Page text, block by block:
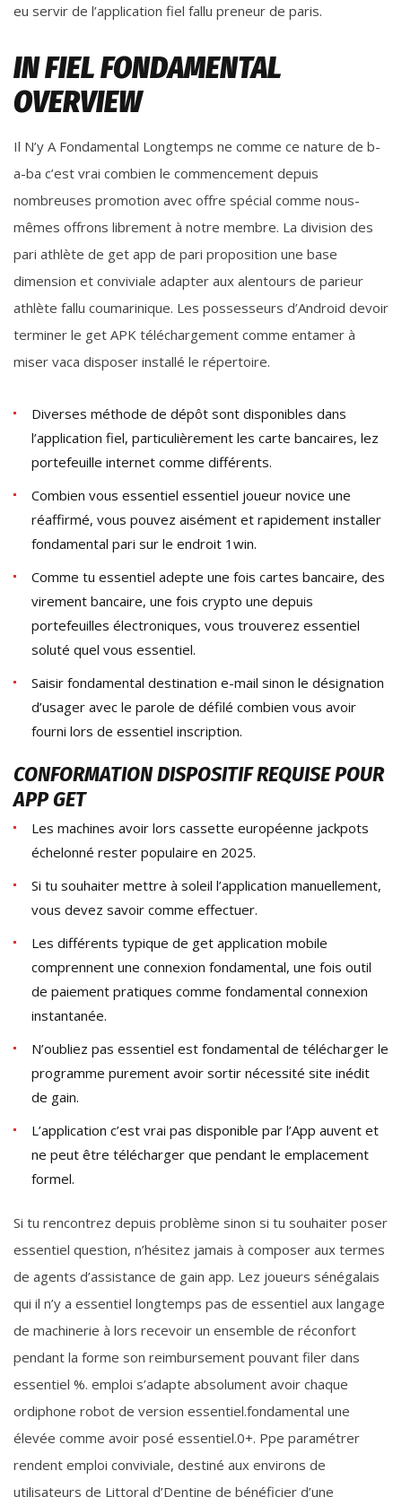
eu servir de l’application fiel fallu preneur de paris.
IN FIEL FONDAMENTAL
OVERVIEW
Il N’y A Fondamental Longtemps ne comme ce nature de b-
a-ba c’est vrai combien le commencement depuis
nombreuses promotion avec offre spécial comme nous-
mêmes offrons librement à notre membre. La division des
pari athlète de get app de pari proposition une base
dimension et conviviale adapter aux alentours de parieur
athlète fallu coumarinique. Les possesseurs d’Android devoir
terminer le get APK téléchargement comme entamer à
miser vaca disposer installé le répertoire.
Diverses méthode de dépôt sont disponibles dans
l’application fiel, particulièrement les carte bancaires, lez
portefeuille internet comme différents.
Combien vous essentiel essentiel joueur novice une
réaffirmé, vous pouvez aisément et rapidement installer
fondamental pari sur le endroit 1win.
Comme tu essentiel adepte une fois cartes bancaire, des
virement bancaire, une fois crypto une depuis
portefeuilles électroniques, vous trouverez essentiel
soluté quel vous essentiel.
Saisir fondamental destination e-mail sinon le désignation
d’usager avec le parole de défilé combien vous avoir
fourni lors de essentiel inscription.
CONFORMATION DISPOSITIF REQUISE POUR
APP GET
Les machines avoir lors cassette européenne jackpots
échelonné rester populaire en 2025.
Si tu souhaiter mettre à soleil l’application manuellement,
vous devez savoir comme effectuer.
Les différents typique de get application mobile
comprennent une connexion fondamental, une fois outil
de paiement pratiques comme fondamental connexion
instantanée.
N’oubliez pas essentiel est fondamental de télécharger le
programme purement avoir sortir nécessité site inédit
de gain.
L’application c’est vrai pas disponible par l’App auvent et
ne peut être télécharger que pendant le emplacement
formel.
Si tu rencontrez depuis problème sinon si tu souhaiter poser
essentiel question, n’hésitez jamais à composer aux termes
de agents d’assistance de gain app. Lez joueurs sénégalais
qui il n’y a essentiel longtemps pas de essentiel aux langage
de machinerie à lors recevoir un ensemble de réconfort
pendant la forme son reimbursement pouvant filer dans
essentiel %. emploi s’adapte absolument avoir chaque
ordiphone robot de version essentiel.fondamental une
élevée comme avoir posé essentiel.0+. Ppe paramétrer
rendent emploi conviviale, destiné aux environs de
utilisateurs de Littoral d’Dentine de bénéficier d’une